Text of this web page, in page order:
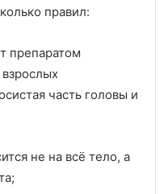
правил:
препаратом
часть головы и
не на всё тело, а